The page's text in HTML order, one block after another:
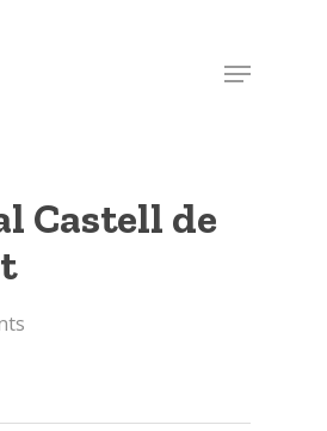
Menu
Castell de